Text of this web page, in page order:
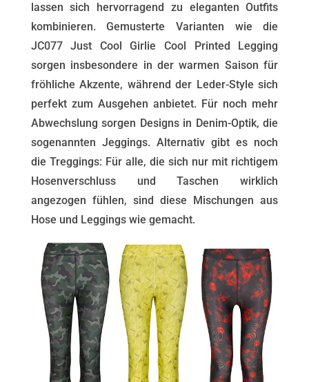
lassen sich hervorragend zu eleganten Outfits
kombinieren. Gemusterte Varianten wie die
JC077 Just Cool Girlie Cool Printed Legging
sorgen insbesondere in der warmen Saison für
fröhliche Akzente, während der Leder-Style sich
perfekt zum Ausgehen anbietet. Für noch mehr
Abwechslung sorgen Designs in Denim-Optik, die
sogenannten Jeggings. Alternativ gibt es noch
die Treggings: Für alle, die sich nur mit richtigem
Hosenverschluss und Taschen wirklich
angezogen fühlen, sind diese Mischungen aus
Hose und Leggings wie gemacht.